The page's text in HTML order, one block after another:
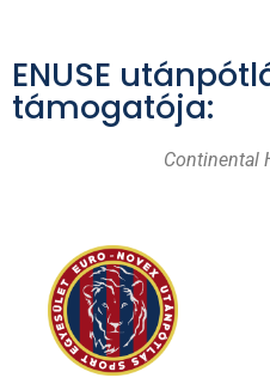
ENUSE
támogatója:
Continental